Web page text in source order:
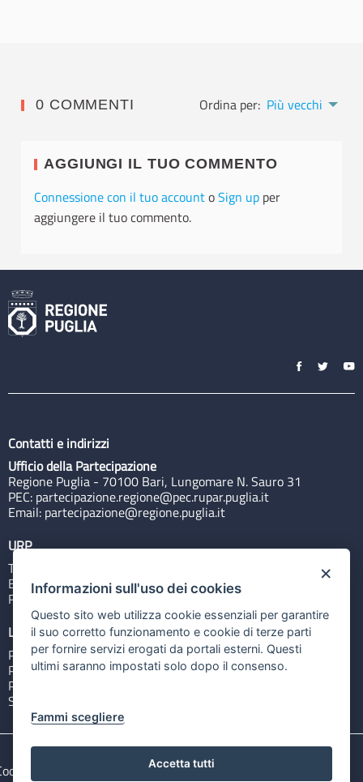
0 COMMENTI Ordina per: Più vecchi
AGGIUNGI IL TUO COMMENTO
Connessione con il tuo accountoSign up per
aggiungere il tuo commento.
Contatti e indirizzi
Ufficio della Partecipazione
Regione Puglia - 70100 Bari, Lungomare N. Sauro 31
PEC: partecipazione.regione@pec.rupar.puglia.it
Email: partecipazione@regione.puglia.it
URP
Tel: 800713939
Email:quiregione@regione.puglia.it
Rubrica
Link utili
Portale Istituzionale
PO FESR Puglia 2014-2020
PSR Puglia 2014-2020
Sistema Puglia
e privacy
Note legali
×
Informazioni sull'uso dei cookies
Questo sito web utilizza cookie essenziali per garantire
il suo corretto funzionamento e cookie di terze parti
per fornire servizi erogati da portali esterni. Questi
ultimi saranno impostati solo dopo il consenso.
Fammi scegliere
Accetta tutti